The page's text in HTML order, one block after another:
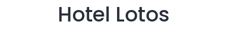
Hotel Lotos